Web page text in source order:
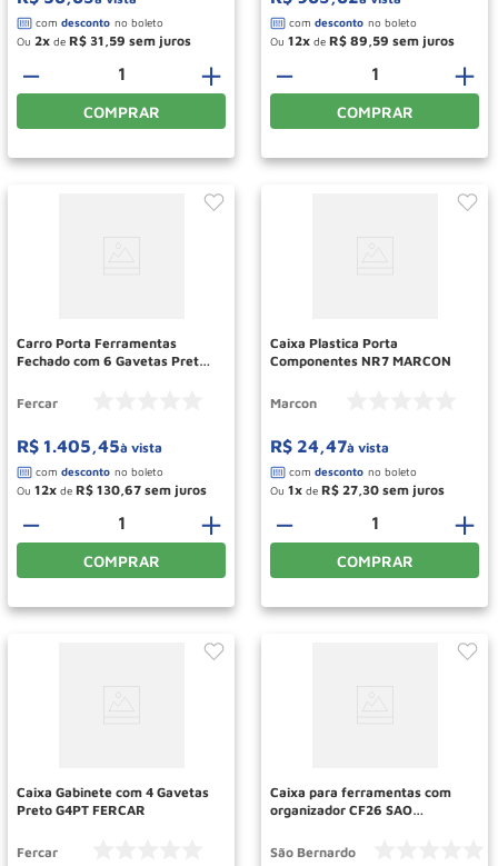
Ou 2 de R$ 31 59
＋
－
COMPRAR
Ou 12 de R$ 89 59
＋
－
COMPRAR
Carro Porta Ferramentas
Fechado com 6 Gavetas Preto
Fercar
R$ 1.405,45à vista
Ou 12 de R$ 130 67
＋
－
COMPRAR
Caixa Plastica Porta
Componentes NR7 MARCON
Marcon
R$ 24,47à vista
Ou 1 de R$ 27 30
＋
－
COMPRAR
Caixa Gabinete com 4 Gavetas
Preto G4PT FERCAR
Fercar
Caixa para ferramentas com
organizador CF26 SAO
São Bernardo